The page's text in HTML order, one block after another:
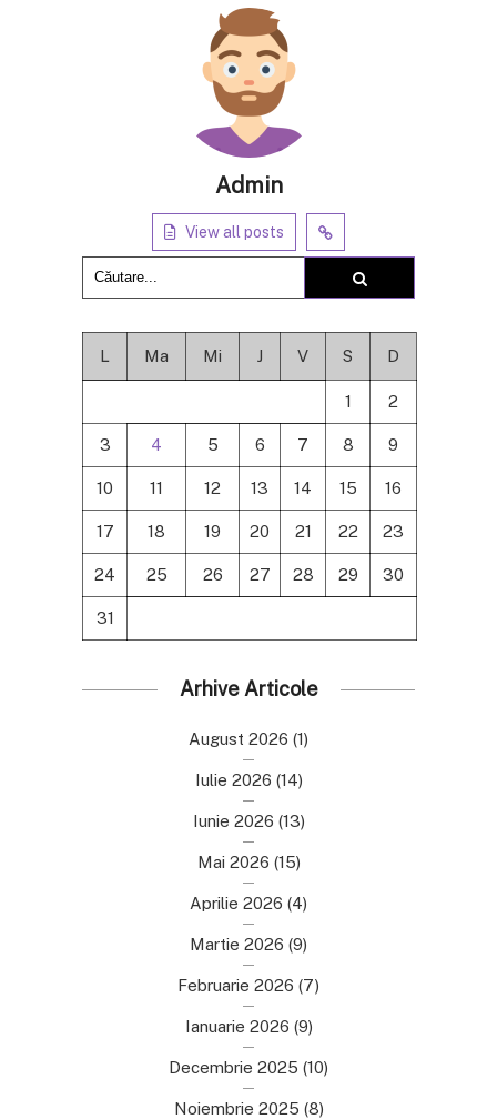
Admin
View all posts
L Ma Mi J V S D
1 2
3 4 5 6 7 8 9
10 11 12 13 14 15 16
17 18 19 20 21 22 23
24 25 26 27 28 29 30
31
Arhive Articole
August 2026 (1)
Iulie 2026 (14)
Iunie 2026 (13)
Mai 2026 (15)
Aprilie 2026 (4)
Martie 2026 (9)
Februarie 2026 (7)
Ianuarie 2026 (9)
Decembrie 2025 (10)
Noiembrie 2025 (8)